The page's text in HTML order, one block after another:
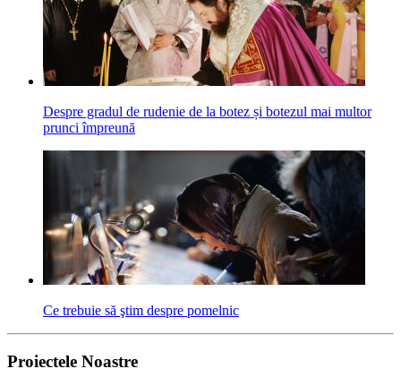
Despre gradul de rudenie de la botez și botezul mai multor
prunci împreună
Ce trebuie să ştim despre pomelnic
Proiectele Noastre